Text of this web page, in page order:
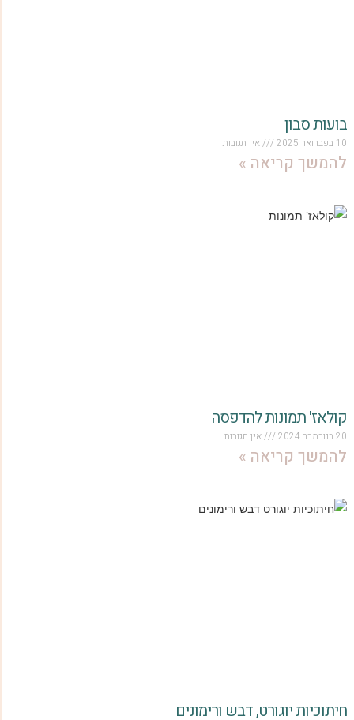
בועות סבון
10 בפברואר 2025 אין תגובות
להמשך קריאה »
קולאז' תמונות להדפסה
20 בנובמבר 2024 אין תגובות
להמשך קריאה »
חיתוכיות יוגורט, דבש ורימונים